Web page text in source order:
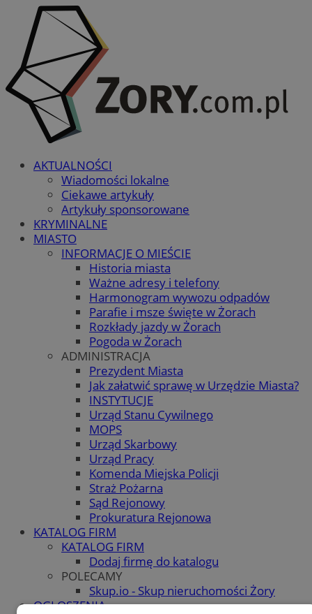
AKTUALNOŚCI
Wiadomości lokalne
Ciekawe artykuły
Artykuły sponsorowane
KRYMINALNE
MIASTO
INFORMACJE O MIEŚCIE
Historia miasta
Ważne adresy i telefony
Harmonogram wywozu odpadów
Parafie i msze święte w Żorach
Rozkłady jazdy w Żorach
Pogoda w Żorach
ADMINISTRACJA
Prezydent Miasta
Jak załatwić sprawę w Urzędzie Miasta?
INSTYTUCJE
Urząd Stanu Cywilnego
MOPS
Urząd Skarbowy
Urząd Pracy
Komenda Miejska Policji
Straż Pożarna
Sąd Rejonowy
Prokuratura Rejonowa
KATALOG FIRM
KATALOG FIRM
Dodaj firmę do katalogu
POLECAMY
Skup.io - Skup nieruchomości Żory
OGŁOSZENIA